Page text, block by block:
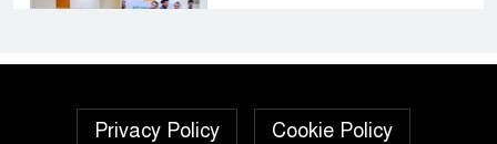
নয়নুজ্জামান মুন্সীর মতবিনিময়
Privacy Policy Cookie Policy